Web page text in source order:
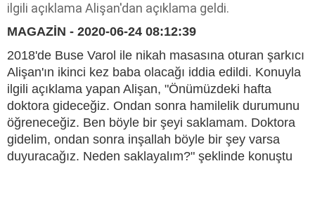
ilgili açıklama Alişan'dan açıklama geldi.
MAGAZİN - 2020-06-24 08:12:39
2018'de Buse Varol ile nikah masasına oturan şarkıcı
Alişan'ın ikinci kez baba olacağı iddia edildi. Konuyla
ilgili açıklama yapan Alişan, "Önümüzdeki hafta
doktora gideceğiz. Ondan sonra hamilelik durumunu
öğreneceğiz. Ben böyle bir şeyi saklamam. Doktora
gidelim, ondan sonra inşallah böyle bir şey varsa
duyuracağız. Neden saklayalım?" şeklinde konuştu